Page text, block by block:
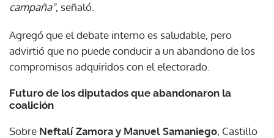
campaña", señaló.
Agregó que el debate interno es saludable, pero
advirtió que no puede conducir a un abandono de los
compromisos adquiridos con el electorado.
Futuro de los diputados que abandonaron la
coalición
Sobre Neftalí Zamora y Manuel Samaniego, Castillo